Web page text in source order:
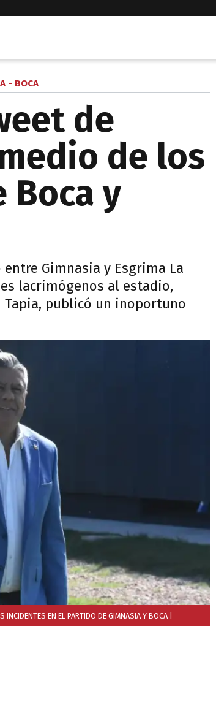
- BOCA
de
de los
y
Gimnasia y Esgrima La
lacrimógenos al estadio,
Tapia, publicó un inoportuno
INCIDENTES EN EL PARTIDO DE GIMNASIA Y BOCA